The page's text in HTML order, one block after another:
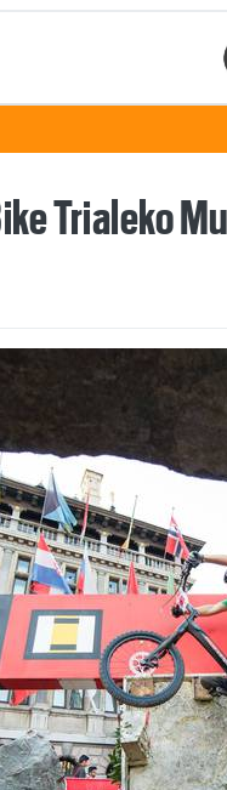
Trialeko